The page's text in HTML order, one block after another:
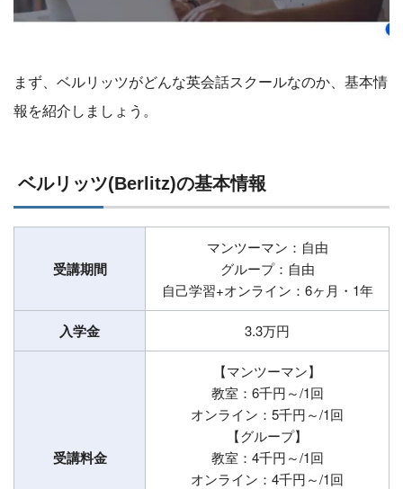
まず、ベルリッツがどんな英会話スクールなのか、基本情
報を紹介しましょう。
ベルリッツ(Berlitz)の基本情報
受講期間
マンツーマン：自由
グループ：自由
自己学習+オンライン：6ヶ月・1年
入学金 3.3万円
受講料金
【マンツーマン】
教室：6千円～/1回
オンライン：5千円～/1回
【グループ】
教室：4千円～/1回
オンライン：4千円～/1回